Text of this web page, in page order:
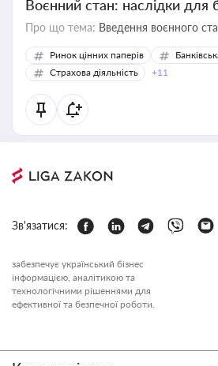
Воєнний стан: наслідки для
Про що тема: Введення воєнного
Ринок цінних паперів
Страхова діяльність
+11
Зв'язатися:
забезпечує український бізнес
інформацією, аналітикою та
технологічними рішеннями для
ефективної та безпечної роботи.